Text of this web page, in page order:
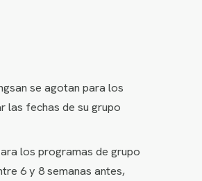
se agotan para los
las fechas de su grupo
los programas de grupo
6 y 8 semanas antes,